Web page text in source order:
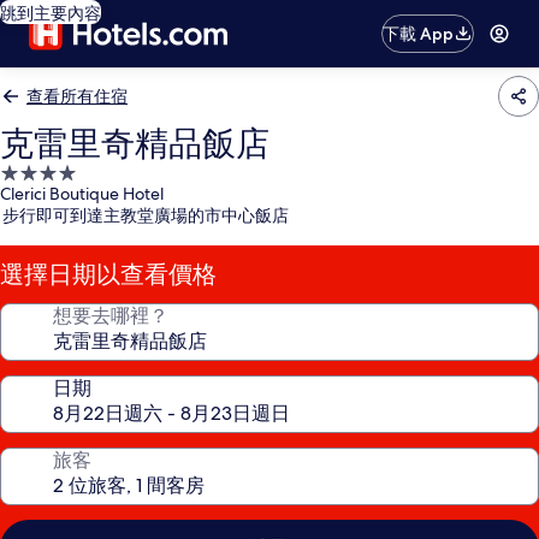
跳到主要內容
下載 App
查看所有住宿
克雷里奇精品飯店
4.0
星
級
住
宿
Clerici Boutique Hotel
步行即可到達主教堂廣場的市中心飯店
選擇日期以查看價格
想要去哪裡？
日期
旅客